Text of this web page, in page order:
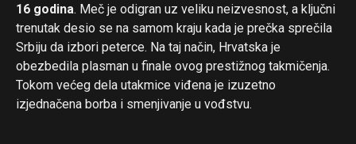
16 godina. Meč je odigran uz veliku neizvesnost, a ključni
trenutak desio se na samom kraju kada je prečka sprečila
Srbiju da izbori peterce. Na taj način, Hrvatska je
obezbedila plasman u finale ovog prestižnog takmičenja.
Tokom većeg dela utakmice viđena je izuzetno
izjednačena borba i smenjivanje u vođstvu.